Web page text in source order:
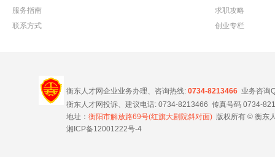
服务指南
联系方式
求职攻略
创业专栏
衡东人才网企业业务办理、咨询热线: 0734-8213466 业务咨询
衡东人才网投诉、建议电话: 0734-8213466 传真号码 0734-
地址： 衡阳市解放路69号(红旗大剧院斜对面) 版权所有 © 衡东
湘ICP备12001222号-4